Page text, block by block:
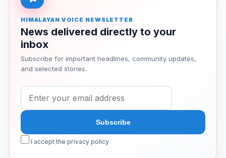
HIMALAYAN VOICE NEWSLETTER
News delivered directly to your
inbox
Subscribe for important headlines, community updates,
and selected stories.
I accept the privacy policy